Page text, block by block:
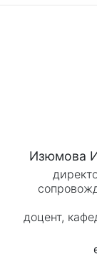
Изюмова
доцент,